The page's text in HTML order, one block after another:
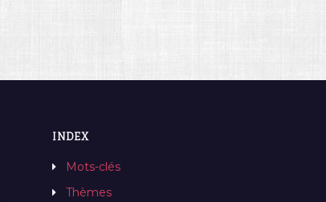
INDEX
Mots-clés
Thèmes